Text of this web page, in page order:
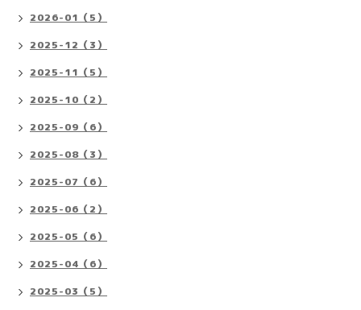
2026-01（5）
2025-12（3）
2025-11（5）
2025-10（2）
2025-09（6）
2025-08（3）
2025-07（6）
2025-06（2）
2025-05（6）
2025-04（6）
2025-03（5）